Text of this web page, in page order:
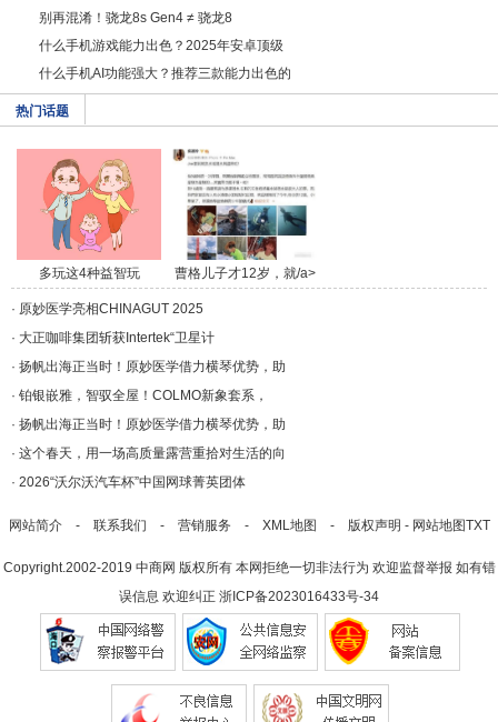
别再混淆！骁龙8s Gen4 ≠ 骁龙8
什么手机游戏能力出色？2025年安卓顶级
什么手机AI功能强大？推荐三款能力出色的
热门话题
多玩这4种益智玩
具，/a>
曹格儿子才12岁，就/a>
· 原妙医学亮相CHINAGUT 2025
· 大正咖啡集团斩获Intertek“卫星计
· 扬帆出海正当时！原妙医学借力横琴优势，助
· 铂银嵌雅，智驭全屋！COLMO新象套系，
· 扬帆出海正当时！原妙医学借力横琴优势，助
· 这个春天，用一场高质量露营重拾对生活的向
· 2026“沃尔沃汽车杯”中国网球菁英团体
网站简介- 联系我们 - 营销服务 - XML地图 - 版权声明 - 网站地图TXT
Copyright.2002-2019 中商网 版权所有 本网拒绝一切非法行为 欢迎监督举报 如有错
误信息 欢迎纠正 浙ICP备2023016433号-34